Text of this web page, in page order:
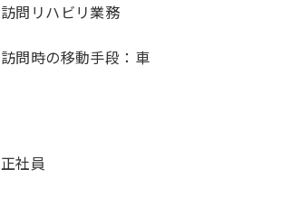
訪問リハビリ業務
訪問時の移動手段：車
正社員